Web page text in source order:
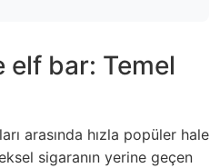
elf bar: Temel
arasında hızla popüler hale
sigaranın yerine geçen